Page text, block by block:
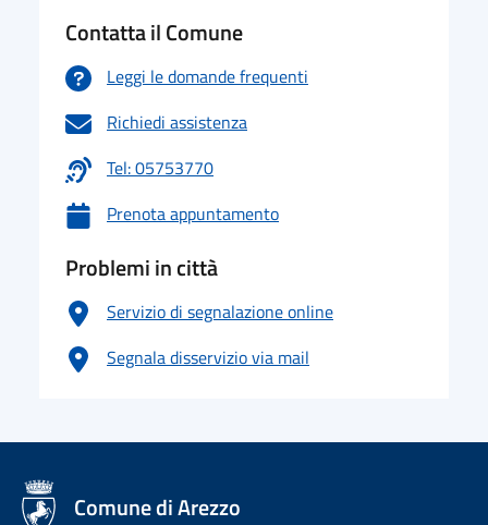
Contatta il Comune
Leggi le domande frequenti
Richiedi assistenza
Tel: 05753770
Prenota appuntamento
Problemi in città
Servizio di segnalazione online
Segnala disservizio via mail
logo Unione Europea
Comune di Arezzo